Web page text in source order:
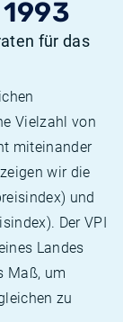
für das
Vielzahl von
miteinander
wir die
und
Der VPI
Landes
Maß, um
zu